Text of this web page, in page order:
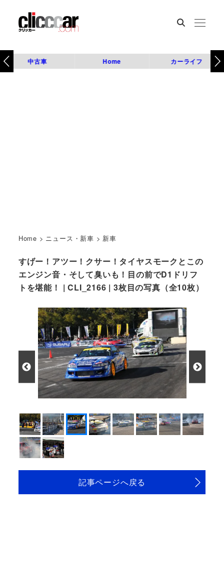
中古車 Home カーライフ
Home > ニュース・新車 > 新車
すげー！アツー！クサー！タイヤスモークとこの
エンジン音・そして臭いも！目の前でD1ドリフ
トを堪能！ | CLI_2166 | 3枚目の写真（全10枚）
記事ページへ戻る